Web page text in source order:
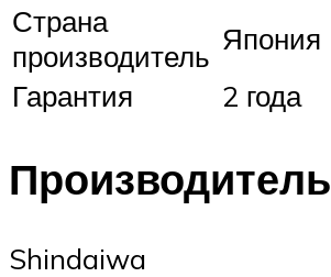
Страна
производитель Япония
Гарантия
2 года
Производитель
Shindaiwa